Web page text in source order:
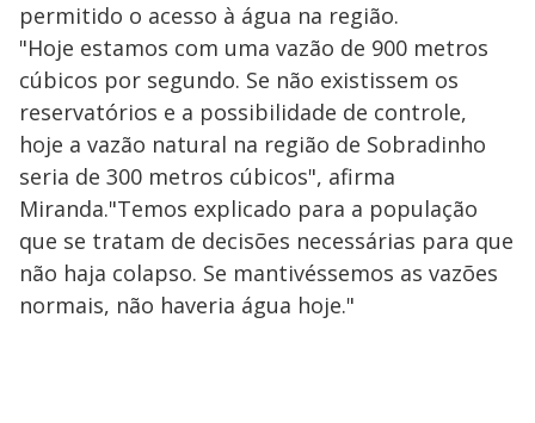
permitido o acesso à água na região.
"Hoje estamos com uma vazão de 900 metros
cúbicos por segundo. Se não existissem os
reservatórios e a possibilidade de controle,
hoje a vazão natural na região de Sobradinho
seria de 300 metros cúbicos", afirma
Miranda."Temos explicado para a população
que se tratam de decisões necessárias para que
não haja colapso. Se mantivéssemos as vazões
normais, não haveria água hoje."